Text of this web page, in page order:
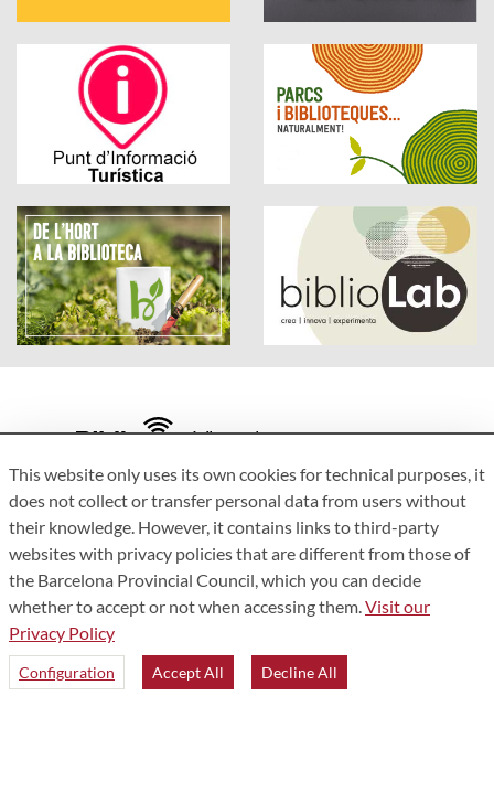
Accessibility
Legal Information
Privacy policy
Site Map
Who are we?
Contact
This website only uses its own cookies for technical purposes, it
does not collect or transfer personal data from users without
their knowledge. However, it contains links to third-party
websites with privacy policies that are different from those of
the Barcelona Provincial Council, which you can decide
whether to accept or not when accessing them.Visit our
Privacy Policy
Configuration Accept All Decline All